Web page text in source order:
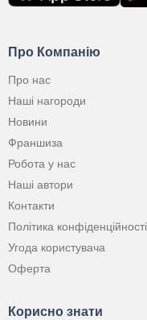
Про Компанію
Про нас
Наші нагороди
Новини
Франшиза
Робота у нас
Наші автори
Контакти
Політика конфіденційності
Угода користувача
Оферта
Корисно знати